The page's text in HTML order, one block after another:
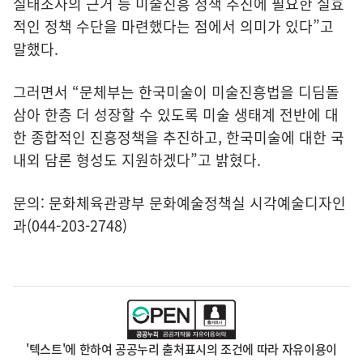
적인 정책 수단을 마련했다는 점에서 의미가 있다”고
말했다.
그러면서 “문체부는 한국미술이 미술진흥법을 디딤돌
삼아 한층 더 성장할 수 있도록 미술 생태계 전반에 대
한 종합적인 진흥정책을 추진하고, 한국미술에 대한 국
내외 담론 형성도 지원하겠다”고 밝혔다.
문의: 문화체육관광부 문화예술정책실 시각예술디자인
과(044-203-2748)
'텍스트'에 한하여 공공누리 출처표시의 조건에 따라 자유이용이